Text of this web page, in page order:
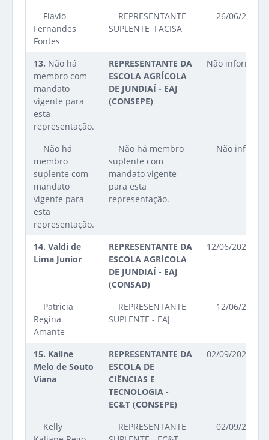
Flavio
Fernandes
Fontes
REPRESENTANTE
SUPLENTE  FACISA
26/06/2025
13. Não há
membro com
mandato
vigente para
esta
representação.
REPRESENTANTE DA
ESCOLA AGRÍCOLA
DE JUNDIAÍ - EAJ
(CONSEPE)
Não informado
Não há
membro
suplente com
mandato
vigente para
esta
representação.
Não há membro
suplente com
mandato vigente
para esta
representação.
Não
14. Valdi de
Lima Junior
REPRESENTANTE DA
ESCOLA AGRÍCOLA
DE JUNDIAÍ - EAJ
(CONSAD)
12/06/2025 até
Patricia
Regina
Amante
REPRESENTANTE
SUPLENTE - EAJ
12/06/2025
15. Kaline
Melo de Souto
Viana
REPRESENTANTE DA
ESCOLA DE
CIÊNCIAS E
TECNOLOGIA -
EC&T (CONSEPE)
02/09/2025 até
Kelly
REPRESENTANTE
02/09/2025